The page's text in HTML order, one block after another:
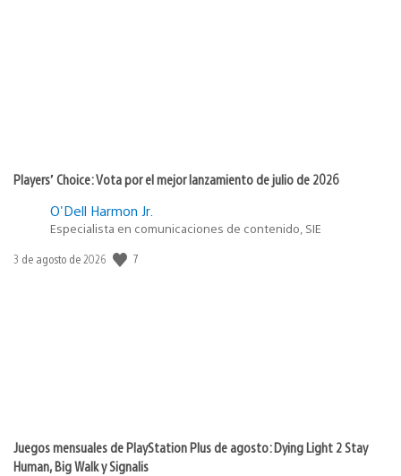
Players’ Choice: Vota por el mejor lanzamiento de julio de 2026
O'Dell Harmon Jr.
Especialista en comunicaciones de contenido, SIE
Fecha
3 de agosto de 2026 7
Juegos mensuales de PlayStation Plus de agosto: Dying Light 2 Stay
Human, Big Walk y Signalis